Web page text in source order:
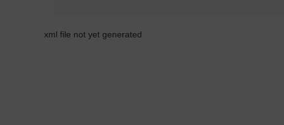
xml file not yet generated